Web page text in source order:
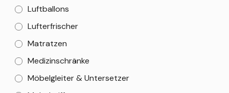
Luftballons
Lufterfrischer
Matratzen
Medizinschränke
Möbelgleiter & Untersetzer